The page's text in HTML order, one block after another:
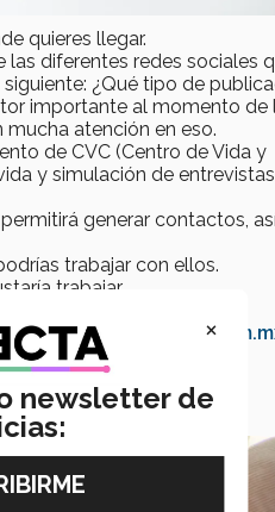
quieres llegar.
las diferentes redes sociales
¿Qué tipo de
importante al momento de
mucha atención en eso.
de CVC (Centro de Vida y
y simulación de entrevistas
generar contactos,
trabajar con ellos.
trabajar.
,https://
laborales.
×
newsletter de